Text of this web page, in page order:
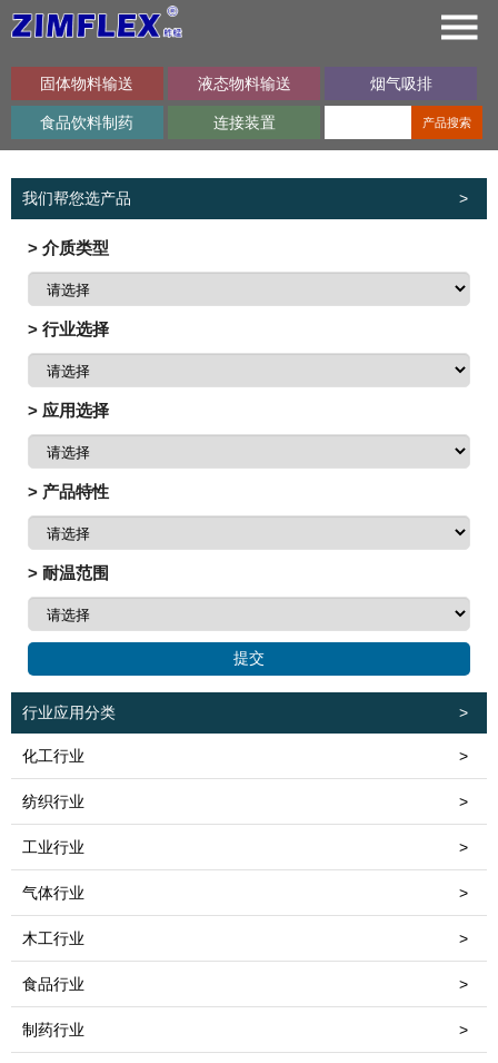
固体物料输送 液态物料输送 烟气吸排
食品饮料制药 连接装置 产品搜索
我们帮您选产品 >
> 介质类型
> 行业选择
> 应用选择
> 产品特性
> 耐温范围
行业应用分类 >
化工行业 >
纺织行业 >
工业行业 >
气体行业 >
木工行业 >
食品行业 >
制药行业 >